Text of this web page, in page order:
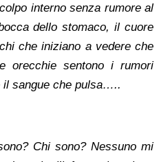
interno senza rumore al
dello stomaco, il cuore
che iniziano a vedere che
orecchie sentono i rumori
il sangue che pulsa…..
Chi sono? Nessuno mi